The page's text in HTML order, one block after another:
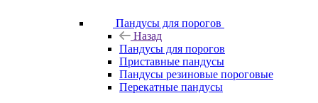
Пандусы для порогов
Назад
Пандусы для порогов
Приставные пандусы
Пандусы резиновые пороговые
Перекатные пандусы